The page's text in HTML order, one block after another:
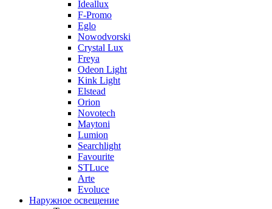
Ideallux
F-Promo
Eglo
Nowodvorski
Crystal Lux
Freya
Odeon Light
Kink Light
Elstead
Orion
Novotech
Maytoni
Lumion
Searchlight
Favourite
STLuce
Arte
Evoluce
Наружное освещение